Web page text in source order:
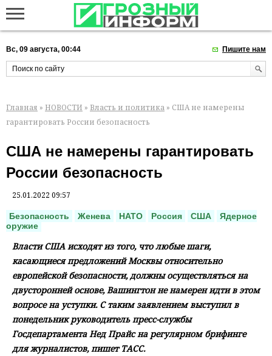
Вс, 09 августа, 00:44 Пишите нам
Главная » НОВОСТИ » Власть и политика » США не намерены
гарантировать России безопасность
США не намерены гарантировать
России безопасность
25.01.2022 09:57
Безопасность Женева НАТО Россия США
Ядерное
оружие
Власти США исходят из того, что любые шаги,
касающиеся предложений Москвы относительно
европейской безопасности, должны осуществляться на
двусторонней основе, Вашингтон не намерен идти в этом
вопросе на уступки. С таким заявлением выступил в
понедельник руководитель пресс-службы
Госдепартамента Нед Прайс на регулярном брифинге
для журналистов, пишет ТАСС.